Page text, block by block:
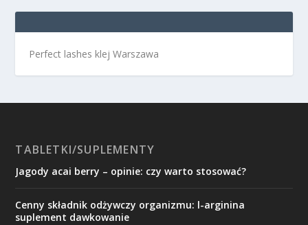
Perfect lashes klej Warszawa
TABLETKI/SUPLEMENTY
Jagody acai berry – opinie: czy warto stosować?
Cenny składnik odżywczy organizmu: l-arginina
suplement dawkowanie